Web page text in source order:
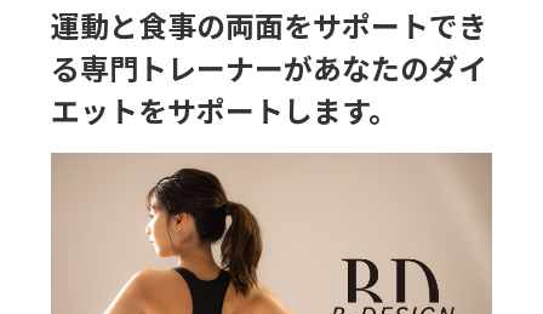
運動と食事の両面をサポートでき
る専門トレーナーがあなたのダイ
エットをサポートします。